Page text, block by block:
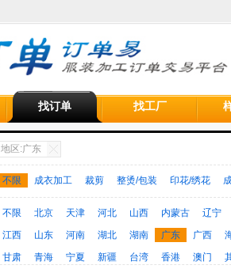
找订单 找工厂
地区:广东
不限 成衣加工 裁剪 整烫/包装 印花/绣花
不限 北京 天津 河北 山西 内蒙古 辽宁
江西
山东 河南 湖北 湖南 广东 广西
甘肃
青海 宁夏 新疆 台湾 香港 澳门